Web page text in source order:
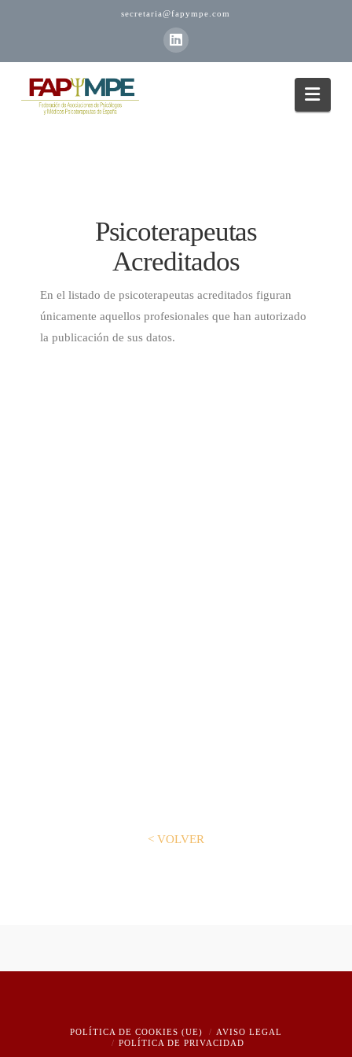
secretaria@fapympe.com
Psicoterapeutas
Acreditados
En el listado de psicoterapeutas acreditados figuran
únicamente aquellos profesionales que han autorizado
la publicación de sus datos.
< VOLVER
POLÍTICA DE COOKIES (UE)
AVISO LEGAL
POLÍTICA DE PRIVACIDAD